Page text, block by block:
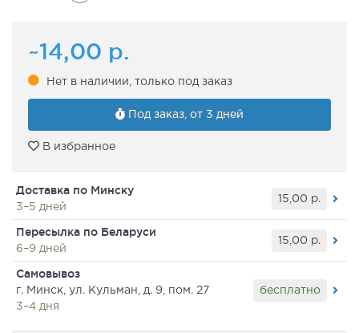
~14,00 р.
Нет в наличии, только под заказ
Под заказ, от 3 дней
В избранное
Доставка по Минску
3–5 дней
15,00 р.
Пересылка по Беларуси
6–9 дней
15,00 р.
Самовывоз
г. Минск, ул. Кульман, д. 9, пом. 27
3–4 дня
бесплатно